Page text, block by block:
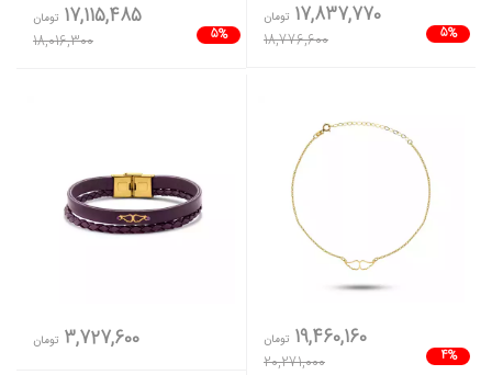
5%
17,837,770 تومان
18,776,600
5%
17,115,485 تومان
18,016,300
4%
19,460,160 تومان
20,271,000
3,727,600 تومان